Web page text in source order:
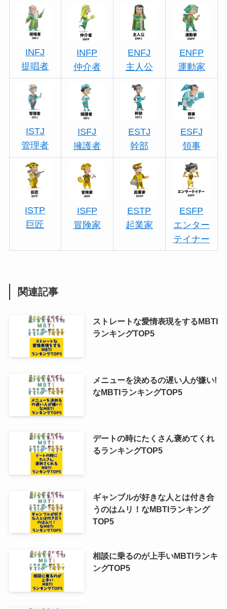
INFJ
提唱者
INFP
仲介者
ENFJ
主人公
ENFP
運動家
ISTJ
管理者
ISFJ
擁護者
ESTJ
幹部
ESFJ
領事
ISTP
巨匠
ISFP
冒険家
ESTP
起業家
ESFP
エンター
テイナー
関連記事
ストレートな愛情表現をするMBTI
ランキングTOP5
メニューを決めるの遅い人が嫌い!
なMBTIランキングTOP5
デートの時にたくさん褒めてくれ
るランキングTOP5
ギャンブルが好きな人とは付き合
うのはムリ！なMBTIランキング
TOP5
相談に乗るのが上手いMBTIランキ
ングTOP5